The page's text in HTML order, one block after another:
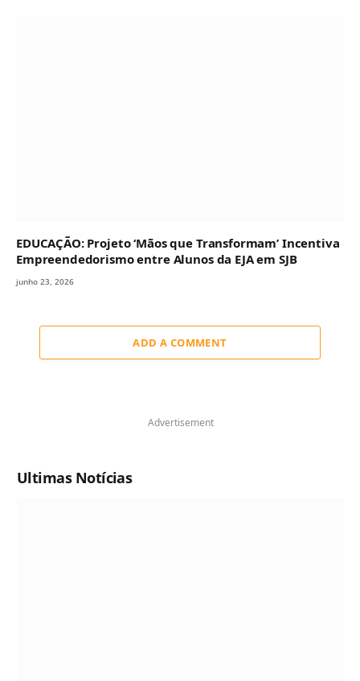
EDUCAÇÃO: Projeto ‘Mãos que Transformam’ Incentiva
Empreendedorismo entre Alunos da EJA em SJB
junho 23, 2026
ADD A COMMENT
Advertisement
Ultimas Notícias